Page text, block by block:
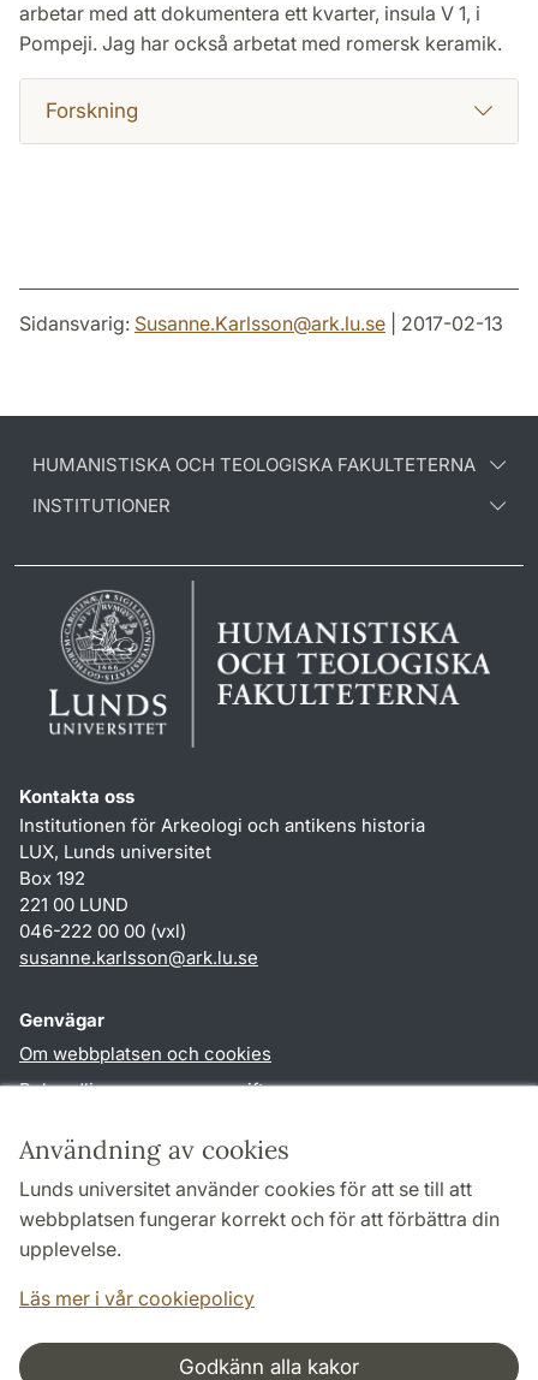
Användning av cookies
Lunds universitet använder cookies för att se till att
webbplatsen fungerar korrekt och för att förbättra din
upplevelse.
Läs mer i vår cookiepolicy
Godkänn alla kakor
arbetar med att dokumentera ett kvarter, insula V 1, i
Pompeji. Jag har också arbetat med romersk keramik.
Forskning
Sidansvarig: Susanne.Karlsson@ark.lu.se | 2017-02-13
HUMANISTISKA OCH TEOLOGISKA FAKULTETERNA
INSTITUTIONER
Kontakta oss
Institutionen för Arkeologi och antikens historia
LUX, Lunds universitet
Box 192
221 00 LUND
046-222 00 00 (vxl)
susanne.karlsson@ark.lu.se
Genvägar
Om webbplatsen och cookies
Behandling av personuppgifter
TYPO3-login
Följ oss i sociala medier